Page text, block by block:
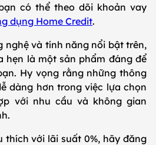
có thể theo dõi khoản vay
dụng Home Credit.
nghệ và tính năng nổi bật trên,
hẹn là một sản phẩm đáng để
Hy vọng rằng những thông
dàng hơn trong việc lựa chọn
với nhu cầu và không gian
thích với lãi suất 0%, hãy đăng